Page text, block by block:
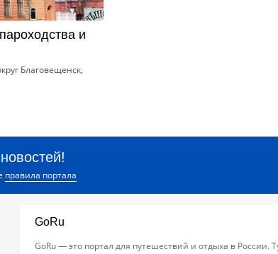
и
Благовещенск,
правила портала
GoRu
GoRu — это портал для путешествий и отдыха в России.